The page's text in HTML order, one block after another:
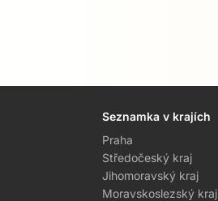
Seznamka v krajích
Praha
Středočeský kraj
Jihomoravský kraj
Moravskoslezský kraj